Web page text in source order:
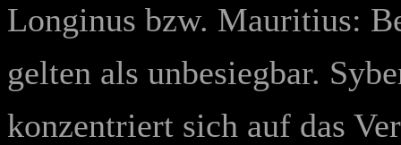
Longinus bzw. Mauritius:
gelten als unbesiegbar.
konzentriert sich auf das